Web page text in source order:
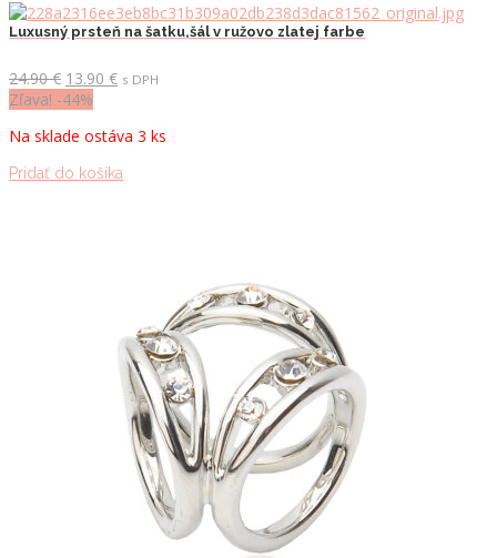
Luxusný prsteň na šatku,šál v ružovo zlatej farbe
24.90€ Pôvodná
cena
24.90 €.
13.90 €Aktuálna
13.90 €.
s DPH
Zľava! -44%
Na sklade ostáva 3 ks
Pridať do košíka